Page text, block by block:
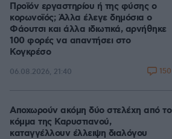
Προϊόν εργαστηρίου ή της φύσης ο
κορωνοϊός; Άλλα έλεγε δημόσια ο
Φάουτσι και άλλα ιδιωτικά, αρνήθηκε
100 φορές να απαντήσει στο
Κογκρέσο
06.08.2026, 21:40 150
Αποχωρούν ακόμη δύο στελέχη από το
κόμμα της Καρυστιανού,
καταγγέλλουν έλλειψη διαλόγου